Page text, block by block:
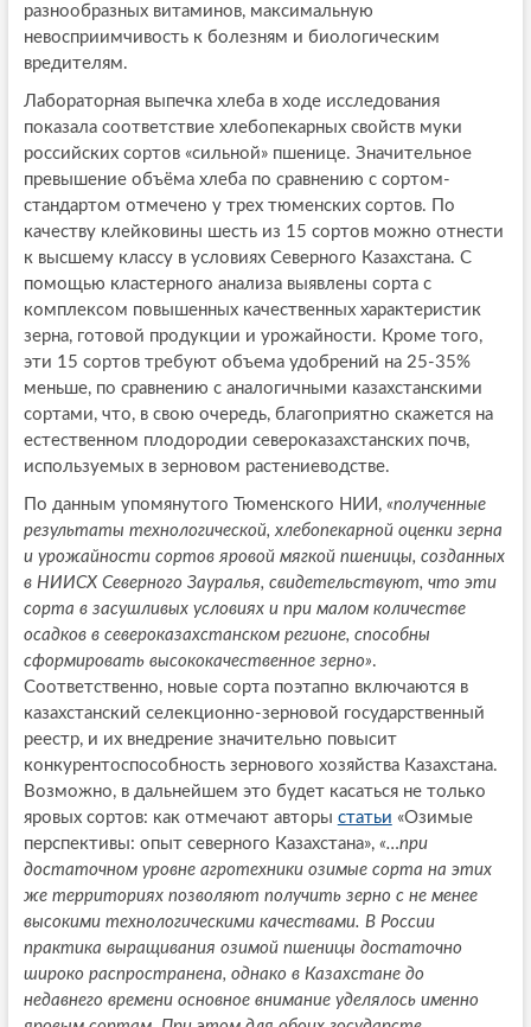
разнообразных витаминов, максимальную
невосприимчивость к болезням и биологическим
вредителям.
Лабораторная выпечка хлеба в ходе исследования
показала соответствие хлебопекарных свойств муки
российских сортов «сильной» пшенице. Значительное
превышение объёма хлеба по сравнению с сортом-
стандартом отмечено у трех тюменских сортов. По
качеству клейковины шесть из 15 сортов можно отнести
к высшему классу в условиях Северного Казахстана. С
помощью кластерного анализа выявлены сорта с
комплексом повышенных качественных характеристик
зерна, готовой продукции и урожайности. Кроме того,
эти 15 сортов требуют объема удобрений на 25-35%
меньше, по сравнению с аналогичными казахстанскими
сортами, что, в свою очередь, благоприятно скажется на
естественном плодородии североказахстанских почв,
используемых в зерновом растениеводстве.
По данным упомянутого Тюменского НИИ, «полученные
результаты технологической, хлебопекарной оценки зерна
и урожайности сортов яровой мягкой пшеницы, созданных
в НИИСХ Северного Зауралья, свидетельствуют, что эти
сорта в засушливых условиях и при малом количестве
осадков в североказахстанском регионе, способны
сформировать высококачественное зерно».
Соответственно, новые сорта поэтапно включаются в
казахстанский селекционно-зерновой государственный
реестр, и их внедрение значительно повысит
конкурентоспособность зернового хозяйства Казахстана.
Возможно, в дальнейшем это будет касаться не только
яровых сортов: как отмечают авторы статьи «Озимые
перспективы: опыт северного Казахстана», «…при
достаточном уровне агротехники озимые сорта на этих
же территориях позволяют получить зерно с не менее
высокими технологическими качествами. В России
практика выращивания озимой пшеницы достаточно
широко распространена, однако в Казахстане до
недавнего времени основное внимание уделялось именно